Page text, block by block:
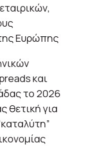
Ευρώπης
και
το 2026
θετική για